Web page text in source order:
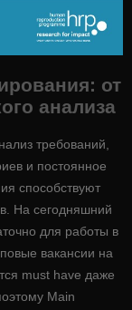
от
анализа
требований,
и постоянное
способствуют
На сегодняшний
для работы в
вакансии на
must have даже
Main